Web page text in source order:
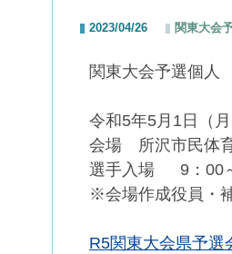
2023/04/26 関東大会
関東大会予選個人
令和5年5月1日（
会場 所沢市民体
選手入場 9：00
※会場作成役員・
R5関東大会県予選